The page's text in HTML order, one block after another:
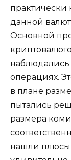
данной
Основной
операциях.
в плане
пытались
размера
нашли плюсы